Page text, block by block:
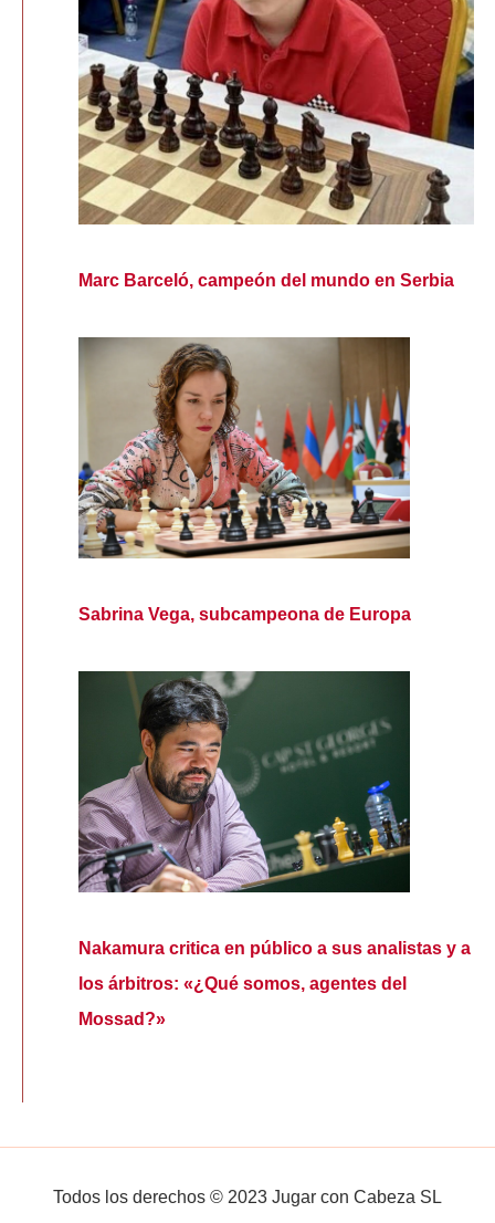
Marc Barceló, campeón del mundo en Serbia
Sabrina Vega, subcampeona de Europa
Nakamura critica en público a sus analistas y a
los árbitros: «¿Qué somos, agentes del
Mossad?»
Todos los derechos © 2023 Jugar con Cabeza SL